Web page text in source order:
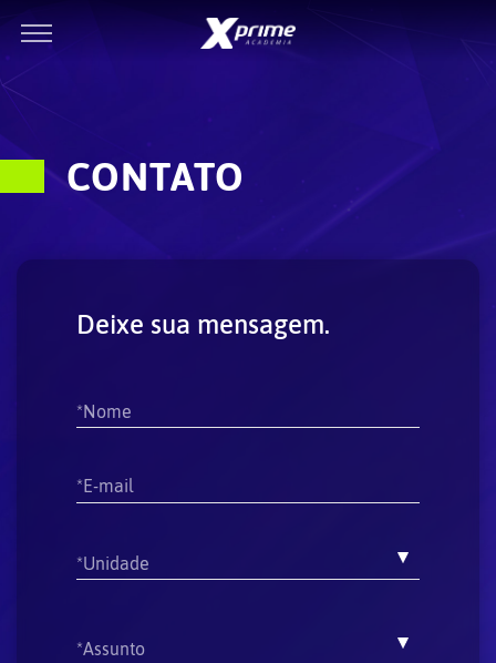
CONTATO
Deixe sua mensagem.
*Nome
*E-mail
*Unidade
*Assunto